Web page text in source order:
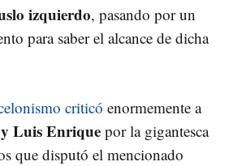
izquierdo, pasando por un
para saber el alcance de dicha
criticó enormemente a
Luis Enrique por la gigantesca
que disputó el mencionado